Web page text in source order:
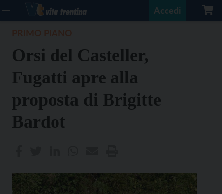
Accedi
Orsi del Casteller,
Fugatti apre alla
proposta di Brigitte
Bardot